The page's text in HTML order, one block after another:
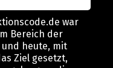
war
Bereich der
heute, mit
Ziel gesetzt,